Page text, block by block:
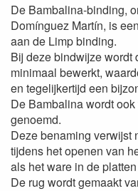
De Bambalina-binding,
Domínguez Martín, is
aan de Limp binding.
Bij deze bindwijze wordt
minimaal bewerkt,
en tegelijkertijd een
De Bambalina wordt
genoemd.
Deze benaming verwijst
tijdens het openen van
als het ware in de
De rug wordt gemaakt